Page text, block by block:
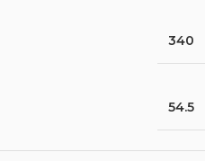
340
54.5